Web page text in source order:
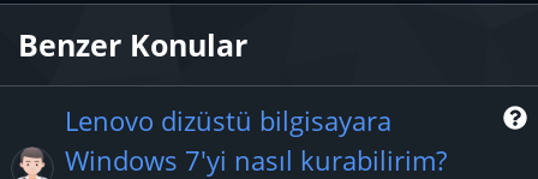
Benzer Konular
S
Lenovo dizüstü bilgisayara
Windows 7'yi nasıl kurabilirim?